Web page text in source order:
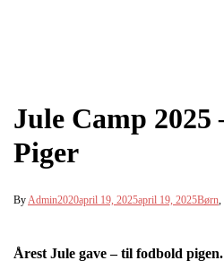
Jule Camp
Piger
ByAdmin2020april 19, 2025april 19, 2025Børn,
Årest Jule gave – til fodbold